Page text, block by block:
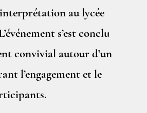
au lycée
s’est conclu
convivial autour d’un
l’engagement et le